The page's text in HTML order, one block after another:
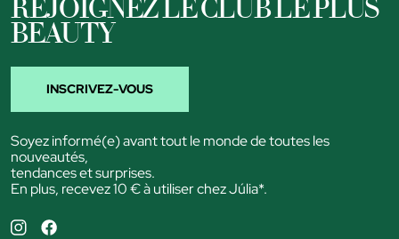
REJOIGNEZ LE CLUB LE PLUS
BEAUTY
INSCRIVEZ-VOUS
Soyez informé(e) avant tout le monde de toutes les
nouveautés,
tendances et surprises.
En plus, recevez 10 € à utiliser chez Júlia*.